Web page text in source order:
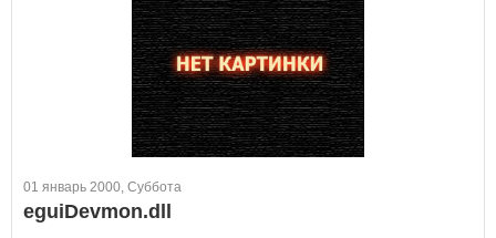
01 январь 2000, Суббота
eguiDevmon.dll